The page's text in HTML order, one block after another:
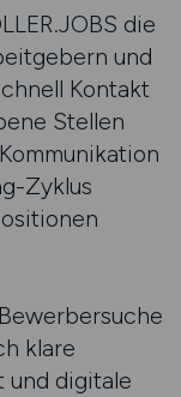
die
und
Kontakt
Stellen
Zyklus
klare
und digitale